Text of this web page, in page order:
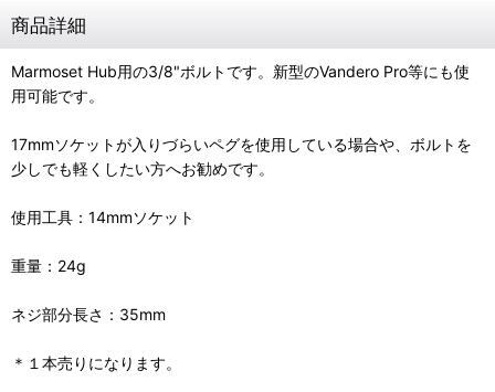
商品詳細
Marmoset Hub用の3/8"ボルトです。新型のVandero Pro等にも使
用可能です。
17mmソケットが入りづらいペグを使用している場合や、ボルトを
少しでも軽くしたい方へお勧めです。
使用工具：14mmソケット
重量：24g
ネジ部分長さ：35mm
＊１本売りになります。